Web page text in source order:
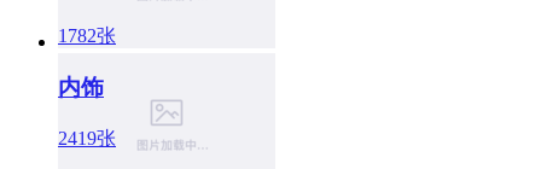
1782张
内饰
2419张